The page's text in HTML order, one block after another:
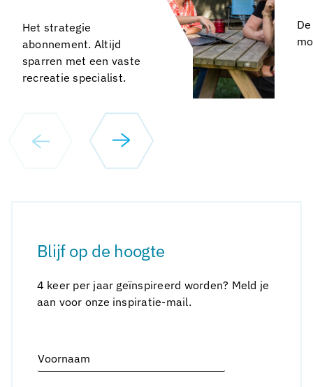
Het strategie
abonnement. Altijd
sparren met een vaste
recreatie specialist.
Blijf op de hoogte
4 keer per jaar geïnspireerd worden? Meld je
aan voor onze inspiratie-mail.
V
o